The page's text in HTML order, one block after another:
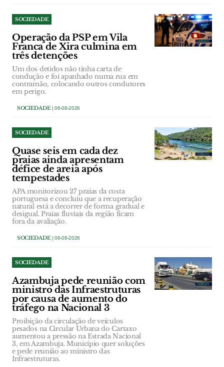
SOCIEDADE
Operação da PSP em Vila
Franca de Xira culmina em
três detenções
Um dos detidos não tinha carta de
condução e foi apanhado numa rua em
contramão, colocando outros condutores
em perigo.
SOCIEDADE| 06-08-2026
SOCIEDADE
Quase seis em cada dez
praias ainda apresentam
défice de areia após
tempestades
APA monitorizou 27 praias da costa
portuguesa e concluiu que a recuperação
natural está a decorrer de forma gradual e
desigual. Praias fluviais da região ficam
fora da avaliação.
SOCIEDADE| 06-08-2026
SOCIEDADE
Azambuja pede reunião com
ministro das Infraestruturas
por causa de aumento do
tráfego na Nacional 3
Proibição da circulação de veículos
pesados na Circular Urbana do Cartaxo
aumentou a pressão na Estrada Nacional
3, em Azambuja. Município quer soluções
e pede reunião ao ministro das
Infraestruturas.